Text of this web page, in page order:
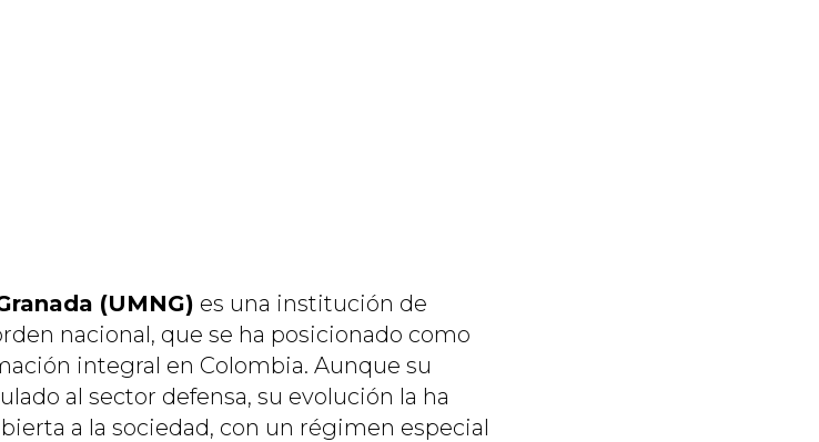
(UMNG) es una institución de
nacional, que se ha posicionado como
integral en Colombia. Aunque su
al sector defensa, su evolución la ha
a la sociedad, con un régimen especial